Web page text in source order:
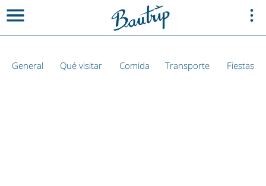
General Qué visitar Comida Transporte Fiestas